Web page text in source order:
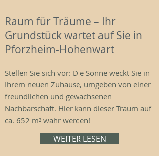
Raum für Träume – Ihr
Grundstück wartet auf Sie in
Pforzheim-Hohenwart
Stellen Sie sich vor: Die Sonne weckt Sie in
Ihrem neuen Zuhause, umgeben von einer
freundlichen und gewachsenen
Nachbarschaft. Hier kann dieser Traum auf
ca. 652 m² wahr werden!
WEITER LESEN